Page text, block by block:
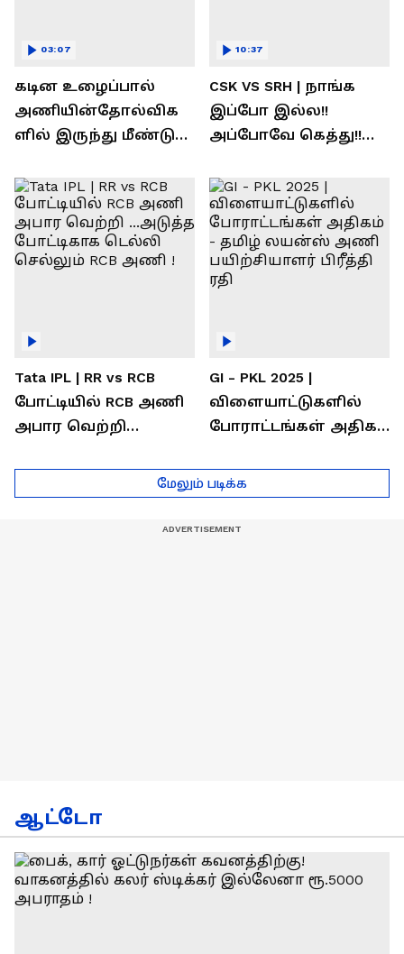
கடின உழைப்பால்
அணியின்தோல்விக
ளில் இருந்து மீண்டு
தமிழ் லைன்ஸ்
கேப்டன் சுமன்குர்ஜார்
03:07
CSK VS SRH | நாங்க
இப்போ இல்ல!!
அப்போவே கெத்து!!
சிஎஸ்கே ரசிகர்கள்
10:37
Tata IPL | RR vs RCB
போட்டியில் RCB அணி
அபார வெற்றி
டெல்லி செல்லும் RCB
அணி !
GI - PKL 2025 |
விளையாட்டுகளில்
போராட்டங்கள் அதிகம்
பயிற்சியாளர் பிரீத்தி
ரதி
மேலும் படிக்க
ஆட்டோ